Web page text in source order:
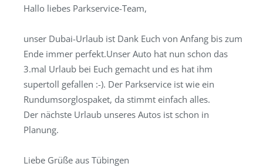
Hallo liebes Parkservice-Team,
unser Dubai-Urlaub ist Dank Euch von Anfang bis zum
Ende immer perfekt.Unser Auto hat nun schon das
3.mal Urlaub bei Euch gemacht und es hat ihm
supertoll gefallen :-). Der Parkservice ist wie ein
Rundumsorglospaket, da stimmt einfach alles.
Der nächste Urlaub unseres Autos ist schon in
Planung.
Liebe Grüße aus Tübingen